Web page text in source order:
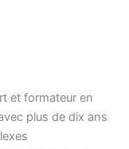
et formateur en
plus de dix ans